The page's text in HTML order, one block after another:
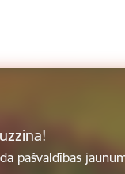
pašvaldības